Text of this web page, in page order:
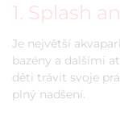
1. Splash
Je největší
bazény a dalšími
děti trávit svoje
plný nadšení.